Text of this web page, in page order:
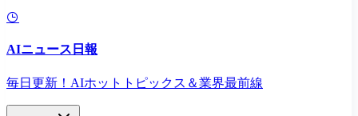
AIニュース日報
毎日更新！AIホットトピックス＆業界最前線